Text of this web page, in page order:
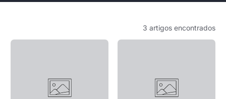
3 artigos encontrados